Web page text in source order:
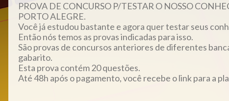
PROVA DE CONCURSO P/TESTAR O NOSSO
PORTO ALEGRE.
Você já estudou bastante e agora quer testar seus
Então nós temos as provas indicadas para isso.
São provas de concursos anteriores de diferentes
gabarito.
Esta prova contém 20 questões.
Até 48h após o pagamento, você recebe o link para a